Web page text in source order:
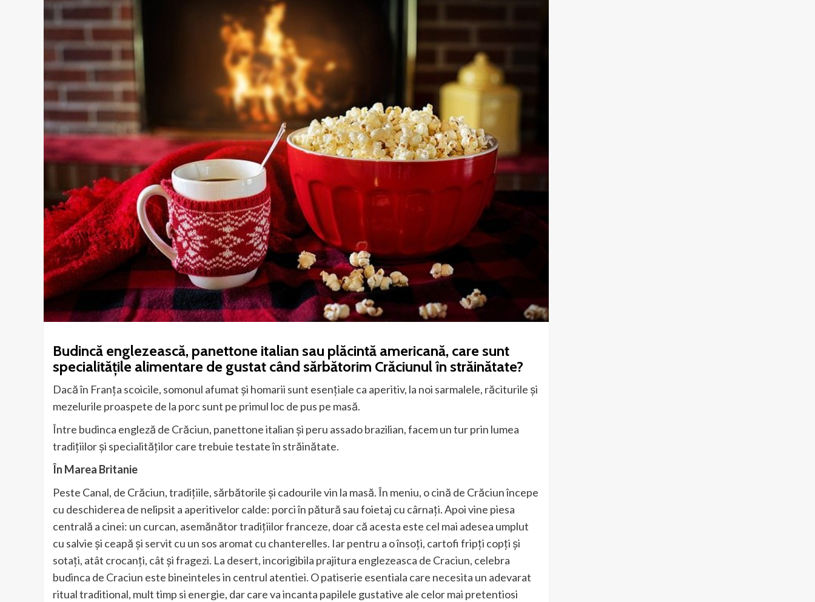
Budincă englezească, panettone italian sau plăcintă americană, care sunt
specialitățile alimentare de gustat când sărbătorim Crăciunul în străinătate?
Dacă în Franța scoicile, somonul afumat și homarii sunt esențiale ca aperitiv, la noi sarmalele, răciturile și
mezelurile proaspete de la porc sunt pe primul loc de pus pe masă.
Între budinca engleză de Crăciun, panettone italian și peru assado brazilian, facem un tur prin lumea
tradițiilor și specialităților care trebuie testate în străinătate.
În Marea Britanie
Peste Canal, de Crăciun, tradițiile, sărbătorile și cadourile vin la masă. În meniu, o cină de Crăciun începe
cu deschiderea de nelipsit a aperitivelor calde: porci în pătură sau foietaj cu cârnați. Apoi vine piesa
centrală a cinei: un curcan, asemănător tradițiilor franceze, doar că acesta este cel mai adesea umplut
cu salvie și ceapă și servit cu un sos aromat cu chanterelles. Iar pentru a o însoți, cartofi fripți copți și
sotați, atât crocanți, cât și fragezi. La desert, incorigibila prajitura englezeasca de Craciun, celebra
budinca de Craciun este bineinteles in centrul atentiei. O patiserie esentiala care necesita un adevarat
ritual traditional, mult timp si energie, dar care va incanta papilele gustative ale celor mai pretentiosi